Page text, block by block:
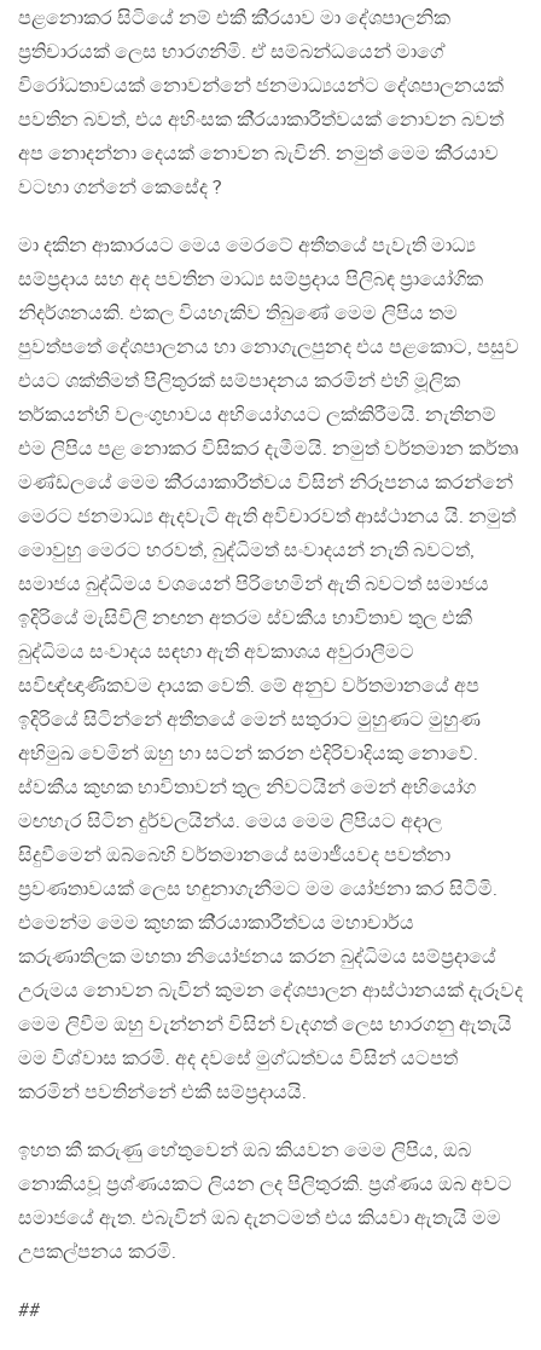
පළනොකර සිටියේ නම් එකී කි‍්‍රයාව මා දේශපාලනික
ප‍්‍රතිචාරයක් ලෙස භාරගනිමි. ඒ සම්බන්ධයෙන් මාගේ
විරෝධතාවයක් නොවන්නේ ජනමාධ්‍යයන්ට දේශපාලනයක්
පවතින බවත්, එය අහිංසක කි‍්‍රයාකාරීත්වයක් නොවන බවත්
අප නොදන්නා දෙයක් නොවන බැවිනි. නමුත් මෙම කි‍්‍රයාව
වටහා ගන්නේ කෙසේද ?
මා දකින ආකාරයට මෙය මෙරටේ අතීතයේ පැවැති මාධ්‍ය
සම්ප‍්‍රදාය සහ අද පවතින මාධ්‍ය සම්ප‍්‍රදාය පිලිබඳ ප‍්‍රායෝගික
නිදර්ශනයකි. එකල වියහැකිව තිබුණේ මෙම ලිපිය තම
පුවත්පතේ දේශපාලනය හා නොගැලපුනද එය පළකොට, පසුව
එයට ශක්තිමත් පිලිතුරක් සම්පාදනය කරමින් එහි මූලික
තර්කයන්හි වලංගුභාවය අභියෝගයට ලක්කිරීමයි. නැතිනම්
එම ලිපිය පළ නොකර විසිකර දැමීමයි. නමුත් වර්තමාන කර්තෘ
මණ්ඩලයේ මෙම කි‍්‍රයාකාරීත්වය විසින් නිරූපනය කරන්නේ
මෙරට ජනමාධ්‍ය ඇදවැටි ඇති අවිචාරවත් ආස්ථානය යි. නමුත්
මොවුහු මෙරට හරවත්, බුද්ධිමත් සංවාදයන් නැති බවටත්,
සමාජය බුද්ධිමය වශයෙන් පිරිහෙමින් ඇති බවටත් සමාජය
ඉදිරියේ මැසිවිලි නඟන අතරම ස්වකීය භාවිතාව තුල එකී
බුද්ධිමය සංවාදය සඳහා ඇති අවකාශය අවුරාලීමට
සවිඥ්ඥාණිකවම දායක වෙති. මේ අනුව වර්තමානයේ අප
ඉදිරියේ සිටින්නේ අතීතයේ මෙන් සතුරාට මුහුණට මුහුණ
අභිමුඛ වෙමින් ඔහු හා සටන් කරන එදිරිවාදියකු නොවේ.
ස්වකීය කුහක භාවිතාවන් තුල නිවටයින් මෙන් අභියෝග
මඟහැර සිටින දුර්වලයින්ය. මෙය මෙම ලිපියට අදාල
සිදුවීමෙන් ඔබ්බෙහි වර්තමානයේ සමාජීයවද පවත්නා
ප‍්‍රවණතාවයක් ලෙස හඳුනාගැනීමට මම යෝජනා කර සිටිමි.
එමෙන්ම මෙම කුහක කි‍්‍රයාකාරීත්වය මහාචාර්ය
කරුණාතිලක මහතා නියෝජනය කරන බුද්ධිමය සම්ප‍්‍රදායේ
උරුමය නොවන බැවින් කුමන දේශපාලන ආස්ථානයක් දැරූවද
මෙම ලිවීම ඔහු වැන්නන් විසින් වැදගත් ලෙස භාරගනු ඇතැයි
මම විශ්වාස කරමි. අද දවසේ මුග්ධත්වය විසින් යටපත්
කරමින් පවතින්නේ එකී සම්ප‍්‍රදායයි.
ඉහත කී කරුණු හේතුවෙන් ඔබ කියවන මෙම ලිපිය, ඔබ
නොකියවූ ප‍්‍රශ්ණයකට ලියන ලද පිලිතුරකි. ප‍්‍රශ්ණය ඔබ අවට
සමාජයේ ඇත. එබැවින් ඔබ දැනටමත් එය කියවා ඇතැයි මම
උපකල්පනය කරමි.
##